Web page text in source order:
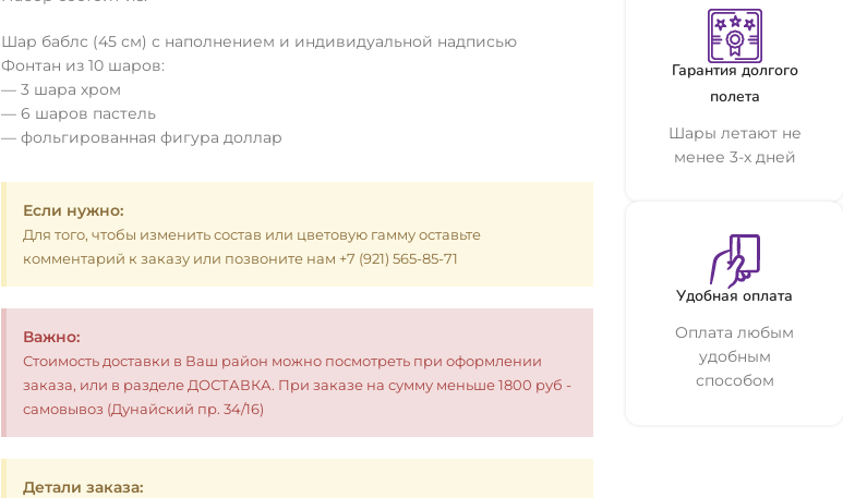
Шар баблс (45 см) с наполнением и индивидуальной надписью
Фонтан из 10 шаров:
— 3 шара хром
— 6 шаров пастель
— фольгированная фигура доллар
Если нужно:
Для того, чтобы изменить состав или цветовую гамму оставьте
комментарий к заказу или позвоните нам +7 (921) 565-85-71
Важно:
Стоимость доставки в Ваш район можно посмотреть при оформлении
заказа, или в разделе ДОСТАВКА. При заказе на сумму меньше 1800 руб -
самовывоз (Дунайский пр. 34/16)
Детали заказа:
Гарантия долгого
полета
Шары летают не
менее 3-х дней
Удобная оплата
Оплата любым
удобным
способом